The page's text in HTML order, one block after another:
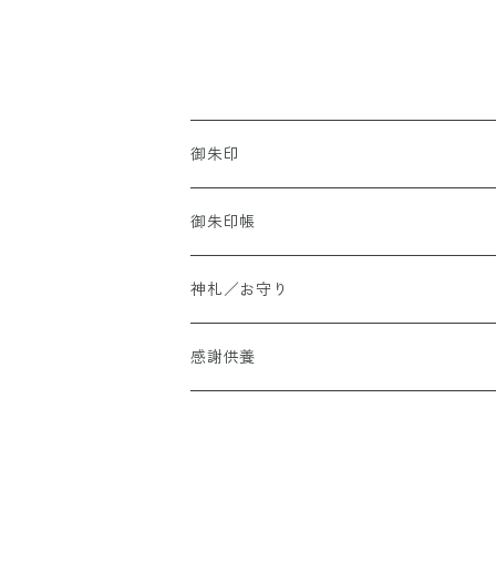
御朱印
御朱印帳
神札／お守り
感謝供養